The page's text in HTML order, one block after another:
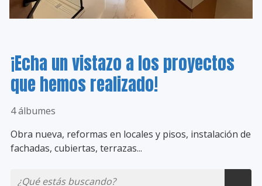
¡Echa un vistazo a los proyectos
que hemos realizado!
4 álbumes
Obra nueva, reformas en locales y pisos, instalación de
fachadas, cubiertas, terrazas...